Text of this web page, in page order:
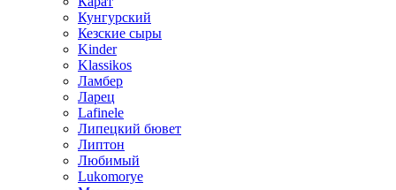
Кунгурский
Кезские сыры
Kinder
Klassikos
Ламбер
Ларец
Lafinele
Липецкий бювет
Липтон
Любимый
Lukomorye